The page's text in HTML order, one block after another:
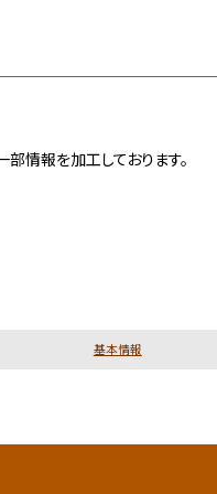
情報を加工しております。
基本情報